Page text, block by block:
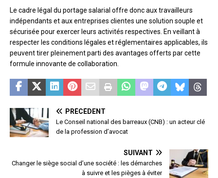
Le cadre légal du portage salarial offre donc aux travailleurs
indépendants et aux entreprises clientes une solution souple et
sécurisée pour exercer leurs activités respectives. En veillant à
respecter les conditions légales et réglementaires applicables, ils
peuvent tirer pleinement parti des avantages offerts par cette
formule innovante de collaboration.
PRÉCÉDENT
Le Conseil national des barreaux (CNB) : un acteur clé
de la profession d’avocat
SUIVANT
Changer le siège social d’une société : les démarches
à suivre et les pièges à éviter